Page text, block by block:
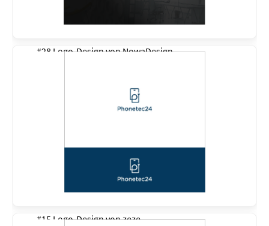
#28 Logo-Design vonNowaDesign
#15 Logo-Design vonzeze